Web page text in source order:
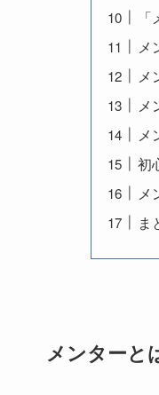
メ
メ
メ
メ
初
メ
ま
メンターと